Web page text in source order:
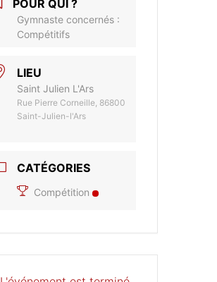
POUR QUI ?
Gymnaste concernés :
Compétitifs
LIEU
Saint Julien L'Ars
Rue Pierre Corneille, 86800
Saint-Julien-l'Ars
CATÉGORIES
Compétition